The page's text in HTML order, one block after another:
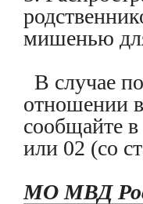
мишенью
В случае
отношении
сообщайте
или 02 (со
МО МВД